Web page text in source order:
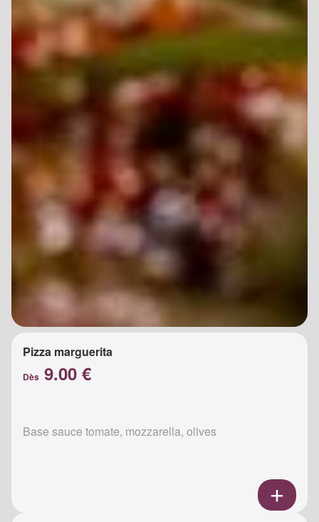
Pizza marguerita
Dès 9.00 €
Base sauce tomate, mozzarella, olives